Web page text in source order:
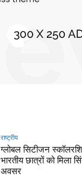
राष्ट्रीय
ग्लोबल सिटीजन
भारतीय छात्रों को मिला
अवसर